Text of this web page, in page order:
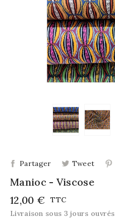
Partager Tweet
Manioc - Viscose
12,00 €
TTC
Livraison sous 3 jours ouvrés